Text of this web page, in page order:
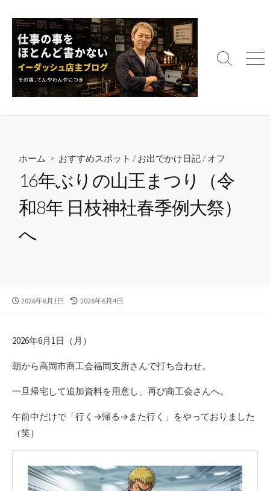
キ
検
メ
ホーム > おすすめスポット /お出でかけ日記 /オフ
16年ぶりの山王まつり（令
和8年 日枝神社春季例大祭）
へ
公
2026年6月1日
最
新
日
2026年6月4日
2026年6月1日（月）
朝から高岡市商工会福岡支所さんで打ち合わせ。
一旦帰宅して追加資料を用意し、再び商工会さんへ。
午前中だけで「行く→帰る→また行く」をやっておりました
（笑）